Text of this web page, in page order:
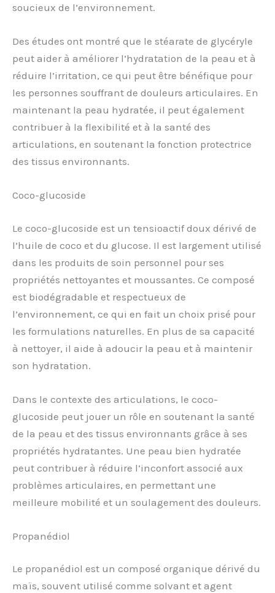
soucieux de l’environnement.
Des études ont montré que le stéarate de glycéryle
peut aider à améliorer l’hydratation de la peau et à
réduire l’irritation, ce qui peut être bénéfique pour
les personnes souffrant de douleurs articulaires. En
maintenant la peau hydratée, il peut également
contribuer à la flexibilité et à la santé des
articulations, en soutenant la fonction protectrice
des tissus environnants.
Coco-glucoside
Le coco-glucoside est un tensioactif doux dérivé de
l’huile de coco et du glucose. Il est largement utilisé
dans les produits de soin personnel pour ses
propriétés nettoyantes et moussantes. Ce composé
est biodégradable et respectueux de
l’environnement, ce qui en fait un choix prisé pour
les formulations naturelles. En plus de sa capacité
à nettoyer, il aide à adoucir la peau et à maintenir
son hydratation.
Dans le contexte des articulations, le coco-
glucoside peut jouer un rôle en soutenant la santé
de la peau et des tissus environnants grâce à ses
propriétés hydratantes. Une peau bien hydratée
peut contribuer à réduire l’inconfort associé aux
problèmes articulaires, en permettant une
meilleure mobilité et un soulagement des douleurs.
Propanédiol
Le propanédiol est un composé organique dérivé du
maïs, souvent utilisé comme solvant et agent